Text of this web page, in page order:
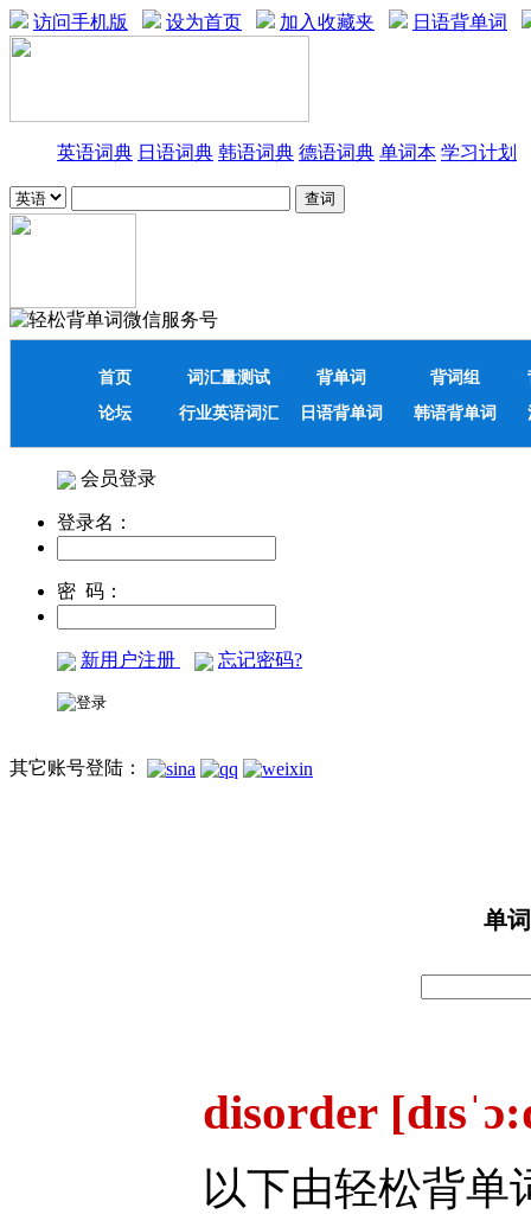
访问手机版 设为首页 加入收藏夹 日语背单词
英语词典 日语词典 韩语词典 德语词典 单词本 学习计划
首页 词汇量测试 背单词 背词组
论坛
行业英语词汇 日语背单词 韩语背单词
会员登录
登录名：
密 码：
新用户注册 忘记密码?
其它账号登陆：
单
disorder
以下由轻松背单